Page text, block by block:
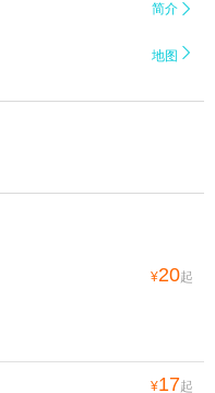
简介 
地图 
¥20起
¥17起